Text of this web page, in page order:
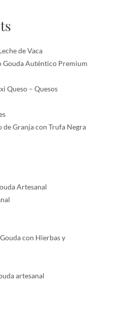
de Vaca
Gouda Auténtico Premium
Queso – Quesos
de Granja con Trufa Negra
Artesanal
con Hierbas y
artesanal